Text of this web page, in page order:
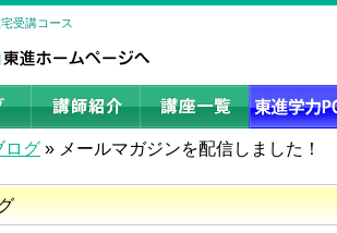
受講コース
ログ » メールマガジンを配信しました！